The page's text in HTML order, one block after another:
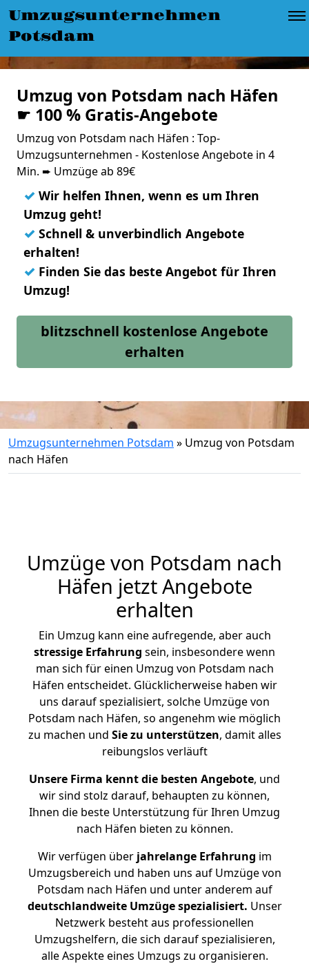
Umzugsunternehmen
Potsdam
Umzug von Potsdam nach Häfen
☛ 100 % Gratis-Angebote
Umzug von Potsdam nach Häfen : Top-
Umzugsunternehmen - Kostenlose Angebote in 4
Min. ➨ Umzüge ab 89€
✓ Wir helfen Ihnen, wenn es um Ihren
Umzug geht!
✓ Schnell & unverbindlich Angebote
erhalten!
✓ Finden Sie das beste Angebot für Ihren
Umzug!
blitzschnell kostenlose Angebote
erhalten
Umzugsunternehmen Potsdam » Umzug von Potsdam
nach Häfen
Umzüge von Potsdam nach
Häfen jetzt Angebote
erhalten
Ein Umzug kann eine aufregende, aber auch
stressige Erfahrung sein, insbesondere wenn
man sich für einen Umzug von Potsdam nach
Häfen entscheidet. Glücklicherweise haben wir
uns darauf spezialisiert, solche Umzüge von
Potsdam nach Häfen, so angenehm wie möglich
zu machen und Sie zu unterstützen, damit alles
reibungslos verläuft
Unsere Firma kennt die besten Angebote, und
wir sind stolz darauf, behaupten zu können,
Ihnen die beste Unterstützung für Ihren Umzug
nach Häfen bieten zu können.
Wir verfügen überjahrelange Erfahrung im
Umzugsbereich und haben uns auf Umzüge von
Potsdam nach Häfen und unter anderem auf
deutschlandweite Umzüge spezialisiert. Unser
Netzwerk besteht aus professionellen
Umzugshelfern, die sich darauf spezialisieren,
alle Aspekte eines Umzugs zu organisieren.